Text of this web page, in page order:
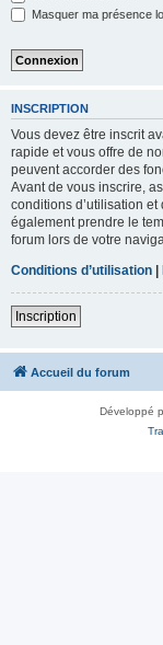
Masquer ma présence
INSCRIPTION
Vous devez être inscrit
rapide et vous offre de
peuvent accorder des
Avant de vous inscrire,
conditions d’utilisation
également prendre le
forum lors de votre
Conditions d’utilisation |
Inscription
Accueil du forum
Développé